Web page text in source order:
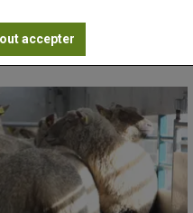
Kébir, soit…
accepter